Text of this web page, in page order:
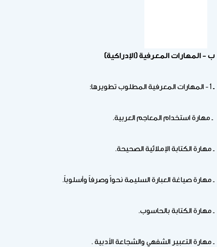
ب – المهارات المعرفية (الإدراكية)
ـ1 - المهارات المعرفية المطلوب تطويرها:
ـ مهارة استخدام المعاجم العربية.
ـ مهارة الكتابة الإملائية الصحيحة.
ـ مهارة صياغة العبارة السليمة نحواً وصرفاً وأسلوباً.
ـ مهارة الكتابة بالحاسوب.
ـ مهارة التعبير الشفهي والشجاعة الأدبية .